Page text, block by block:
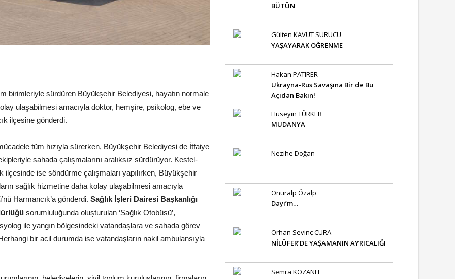
birimleriyle sürdüren Büyükşehir Belediyesi, hayatın normale
ulaşabilmesi amacıyla doktor, hemşire, psikolog, ebe ve
ilçesine gönderdi.
tüm hızıyla sürerken, Büyükşehir Belediyesi de İtfaiye
sahada çalışmalarını aralıksız sürdürüyor. Kestel-
ise söndürme çalışmaları yapılırken, Büyükşehir
sağlık hizmetine daha kolay ulaşabilmesi amacıyla
Harmancık’a gönderdi. Sağlık İşleri Dairesi Başkanlığı
sorumluluğunda oluşturulan ‘Sağlık Otobüsü’,
ile yangın bölgesindeki vatandaşlara ve sahada görev
bir acil durumda ise vatandaşların nakil ambulansıyla
BÜTÜN
Gülten KAVUT SÜRÜCÜ
YAŞAYARAK ÖĞRENME
Hakan PATIRER
Ukrayna-Rus Savaşına Bir de Bu
Açıdan Bakın!
Hüseyin TÜRKER
MUDANYA
Nezihe Doğan
Onuralp Özalp
Dayı’m…
Orhan Sevinç CURA
NİLÜFER’DE YAŞAMANIN AYRICALIĞI
Semra KOZANLI